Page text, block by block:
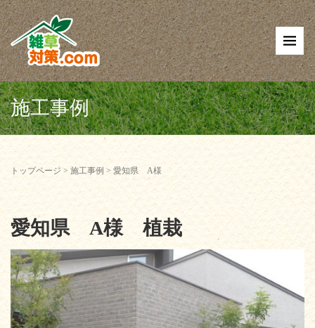
施工事例
トップページ> 施工事例 > 愛知県 A様
愛知県 A様 植栽